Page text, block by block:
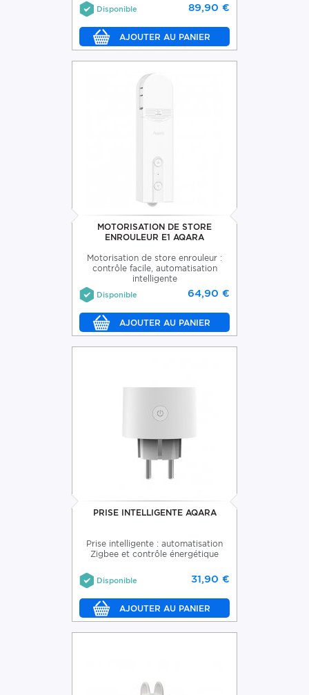
89,90 €
Disponible
MOTORISATION DE STORE
ENROULEUR E1 AQARA
Motorisation de store enrouleur :
contrôle facile, automatisation
intelligente
64,90 €
Disponible
PRISE INTELLIGENTE AQARA
Prise intelligente : automatisation
Zigbee et contrôle énergétique
31,90 €
Disponible